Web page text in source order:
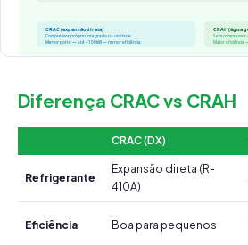
Diferença CRAC vs CRAH
CRAC (DX)
Refrigerante
Expansão direta (R-
410A)
Eficiência Boa para pequenos